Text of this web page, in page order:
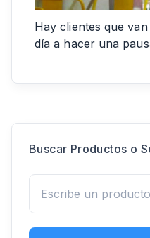
Hay clientes que
día a hacer una
Buscar Productos o